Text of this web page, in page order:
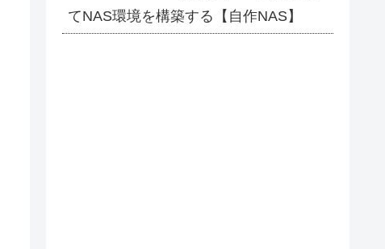
てNAS環境を構築する【自作NAS】